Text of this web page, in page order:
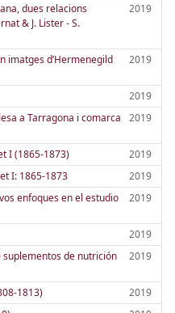
dues relacions
& J. Lister - S.
2019
imatges d’Hermenegild
2019
2019
a Tarragona i comarca
2019
I (1865-1873)
2019
I: 1865-1873
2019
enfoques en el estudio
2019
2019
suplementos de nutrición
2019
1813)
2019